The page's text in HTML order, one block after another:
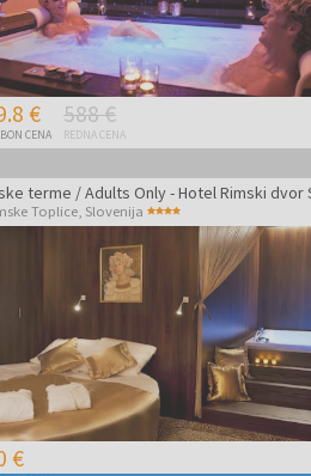
€
CENA
588 €
REDNA CENA
Toplice, Slovenija
€